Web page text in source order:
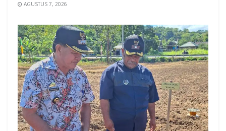
AGUSTUS 7, 2026